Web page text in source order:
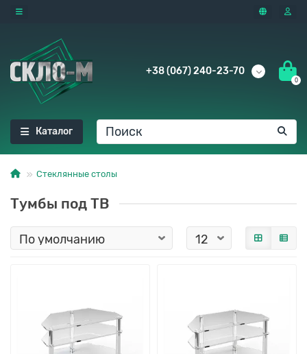
+38 (067) 240-23-70
0
Каталог
Стеклянные столы
Тумбы под ТВ